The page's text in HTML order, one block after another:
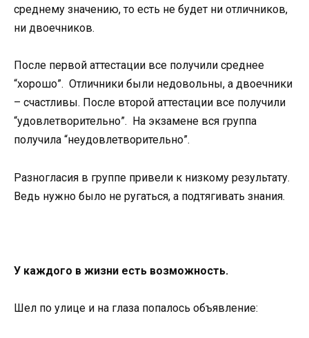
среднему значению, то есть не будет ни отличников,
ни двоечников.
После первой аттестации все получили среднее
“хорошо”. Отличники были недовольны, а двоечники
– счастливы. После второй аттестации все получили
“удовлетворительно”. На экзамене вся группа
получила “неудовлетворительно”.
Разногласия в группе привели к низкому результату.
Ведь нужно было не ругаться, а подтягивать знания.
У каждого в жизни есть возможность.
Шел по улице и на глаза попалось объявление: